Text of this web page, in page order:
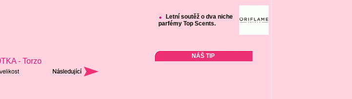
Letní soutěž o dva niche
parfémy Top Scents.
NÁŠ TIP